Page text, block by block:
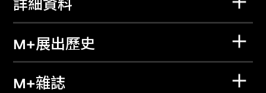
詳細資料
M+展出歷史
M+雜誌